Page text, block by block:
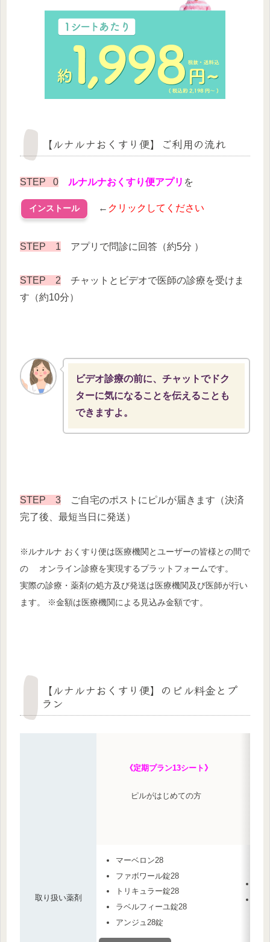
【ルナルナおくすり便】ご利用の流れ
STEP 0 ルナルナおくすり便アプリ を
インストール ← クリックしてください
STEP 1 アプリで問診に回答（約5分 ）
STEP 2 チャットとビデオで医師の診療を受けま
す（約10分）
ビデオ診療の前に、チャットでドク
ターに気になることを伝えることも
できますよ。
STEP 3 ご自宅のポストにピルが届きます（決済
完了後、最短当日に発送）
※ルナルナ おくすり便は医療機関とユーザーの皆様との間で
の オンライン診療を実現するプラットフォームです。
実際の診療・薬剤の処方及び発送は医療機関及び医師が行い
ます。 ※金額は医療機関による見込み金額です。
【ルナルナおくすり便】のピル料金とプ
ラン
《定期プラン13シート》
ピルがはじめての方
取り扱い薬剤
マーベロン28
ファボワール錠28
トリキュラー錠28
ラベルフィーユ錠28
アンジュ28錠